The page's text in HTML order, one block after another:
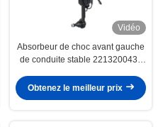
Vidéo
Absorbeur de choc avant gauche
de conduite stable 2213200438
Obtenez le meilleur prix